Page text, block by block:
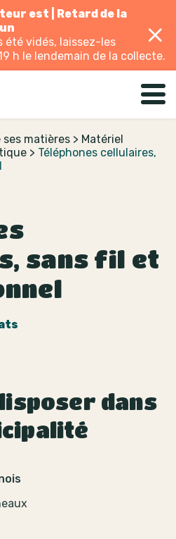
est | Retard de la
été vidés, laissez-les
h le lendemain de la collecte.
ses matières > Matériel
> Téléphones cellulaires,
sans fil et
dans